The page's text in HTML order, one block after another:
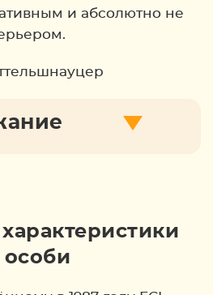
и абсолютно не
особи